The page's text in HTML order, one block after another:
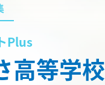
Plus
高等学校